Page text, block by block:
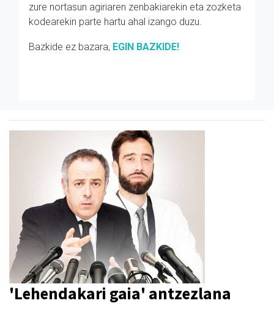
zure nortasun agiriaren zenbakiarekin eta zozketa
kodearekin parte hartu ahal izango duzu.
Bazkide ez bazara, EGIN BAZKIDE!
'Lehendakari gaia' antzezlana